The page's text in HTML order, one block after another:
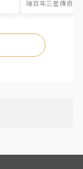
瑞百年三星傳奇、